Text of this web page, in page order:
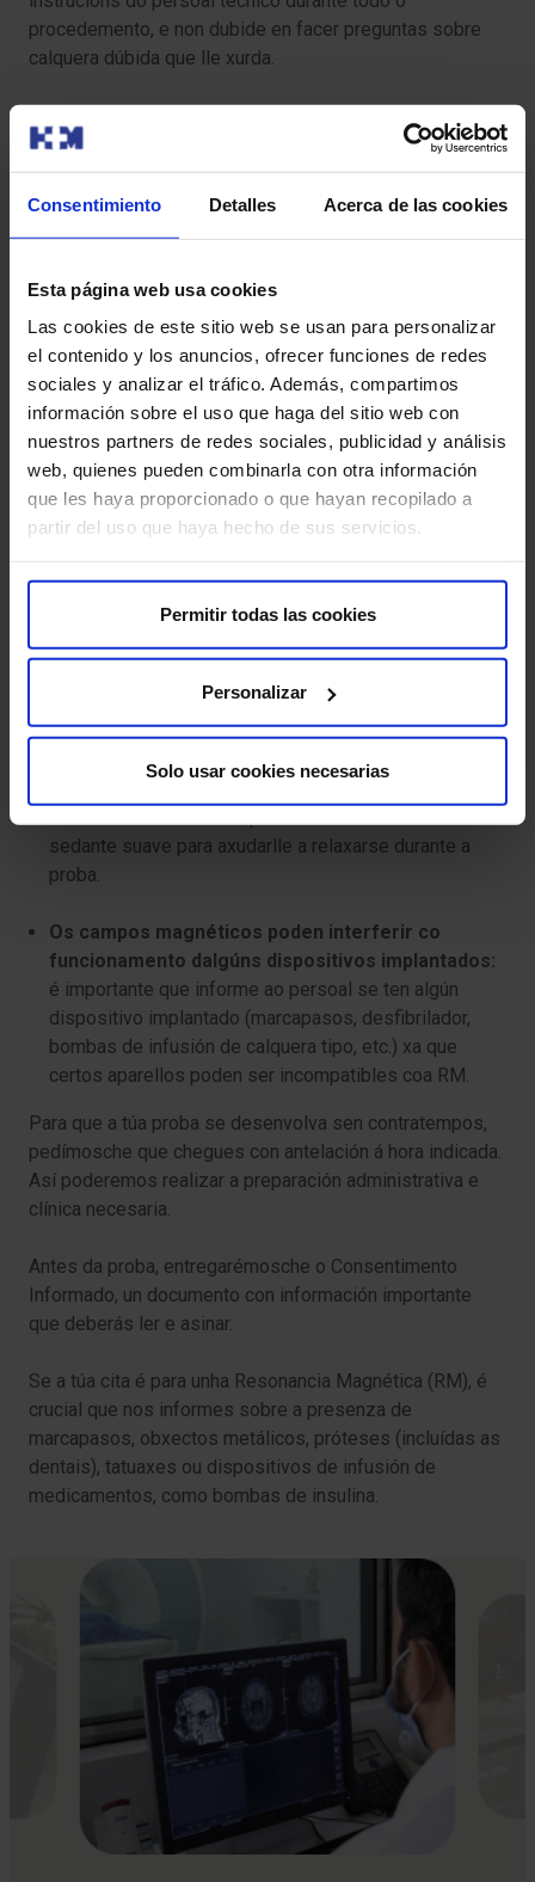
Consentimiento Detalles Acerca de las cookies
Esta página web usa cookies
Las cookies de este sitio web se usan para personalizar
el contenido y los anuncios, ofrecer funciones de redes
sociales y analizar el tráfico. Además, compartimos
información sobre el uso que haga del sitio web con
nuestros partners de redes sociales, publicidad y análisis
web, quienes pueden combinarla con otra información
que les haya proporcionado o que hayan recopilado a
partir del uso que haya hecho de sus servicios.
Permitir todas las cookies
Personalizar
Solo usar cookies necesarias
procedemento, e non dubide en facer preguntas sobre
calquera dúbida que lle xurda.
¿Ten algún risco?
existen algúns riscos potenciais:
(pouco comúns): en raras ocasións, o medio de
contraste (Gadolinio) pode causar reaccións alérxicas
leves como urticaria ou picor. As reaccións graves son
moi infrecuentes, pero poden incluír dificultade para
respirar ou shock anafiláctico, polo que é crucial
informar ao persoal se ten antecedentes de alerxias.
Fibrose sistémica nefróxena (FSN) en pacientes
con enfermidade renal grave (raro):a FSN é unha
afectar a persoas con insuficiencia renal avanzada que
reciben Gadolinio. Implica o engrosamento da pel e
dos órganos. Por iso, avalíase previamente a función
Claustrofobia (sensación de peche):algunhas
persoas poden sentirse ansiosas ou incómodas
sedante suave para axudarlle a relaxarse durante a
proba.
Os campos magnéticos poden interferir co
funcionamento dalgúns dispositivos implantados:
é importante que informe ao persoal se ten algún
dispositivo implantado (marcapasos, desfibrilador,
bombas de infusión de calquera tipo, etc.) xa que
certos aparellos poden ser incompatibles coa RM.
Para que a túa proba se desenvolva sen contratempos,
pedímosche que chegues con antelación á hora indicada.
Así poderemos realizar a preparación administrativa e
clínica necesaria.
Antes da proba, entregarémosche o Consentimento
Informado, un documento con información importante
que deberás ler e asinar.
Se a túa cita é para unha Resonancia Magnética (RM), é
crucial que nos informes sobre a presenza de
marcapasos, obxectos metálicos, próteses (incluídas as
dentais), tatuaxes ou dispositivos de infusión de
medicamentos, como bombas de insulina.